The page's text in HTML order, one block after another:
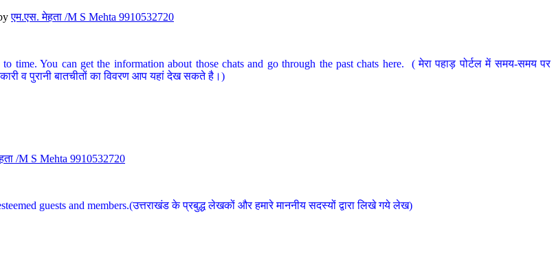
एम.एस. मेहता /M S Mehta 9910532720
time. You can get the information about those chats and go through the past chats here. ( मेरा पहाड़ पोर्टल में समय-समय पर
व पुरानी बातचीतों का विवरण आप यहां देख सकते है।)
/M S Mehta 9910532720
guests and members.(उत्तराखंड के प्रबुद्ध लेखकों और हमारे माननीय सदस्यों द्वारा लिखे गये लेख)